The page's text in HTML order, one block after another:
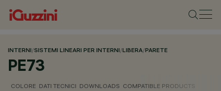
INTERNI/SISTEMI LINEARI PER INTERNI/LIBERA/PARETE
PE73
COLORE DATI TECNICI DOWNLOADS COMPATIBLE PRODUCTS